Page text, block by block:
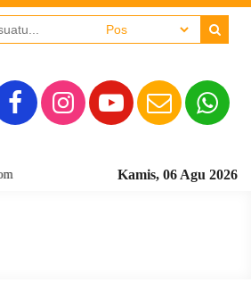
Kamis, 06 Agu 2026